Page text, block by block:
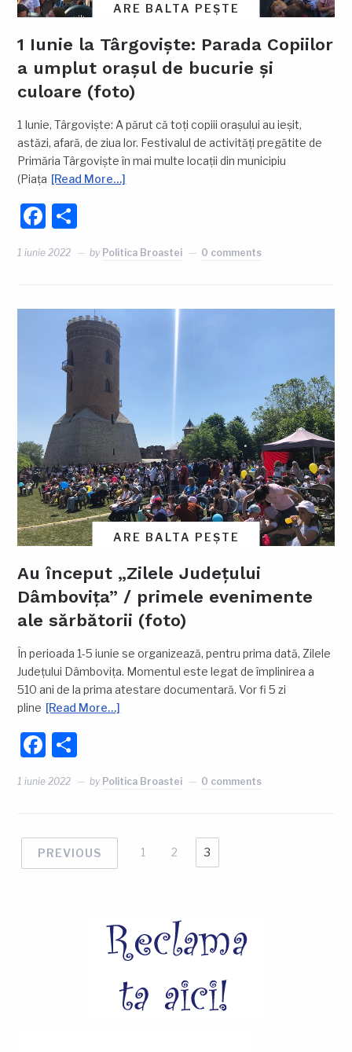
ARE BALTA PEȘTE
1 Iunie la Târgoviște: Parada Copiilor
a umplut orașul de bucurie și
culoare (foto)
1 Iunie, Târgoviște: A părut că toți copiii orașului au ieșit,
astăzi, afară, de ziua lor. Festivalul de activități pregătite de
Primăria Târgoviște în mai multe locații din municipiu
(Piața [Read More…]
Facebook
1 iunie 2022 by Politica Broastei 0 comments
ARE BALTA PEȘTE
Au început „Zilele Județului
Dâmbovița” / primele evenimente
ale sărbătorii (foto)
În perioada 1-5 iunie se organizează, pentru prima dată, Zilele
Județului Dâmbovița. Momentul este legat de împlinirea a
510 ani de la prima atestare documentară. Vor fi 5 zi
pline [Read More…]
Facebook
1 iunie 2022 by Politica Broastei 0 comments
PREVIOUS 1 2 3